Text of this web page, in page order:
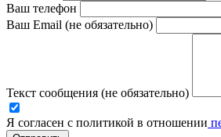
Ваш телефон
Ваш Email (не обязательно)
Текст сообщения (не обязательно)
Я согласен с политикой в отношении